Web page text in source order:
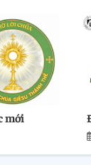
mới